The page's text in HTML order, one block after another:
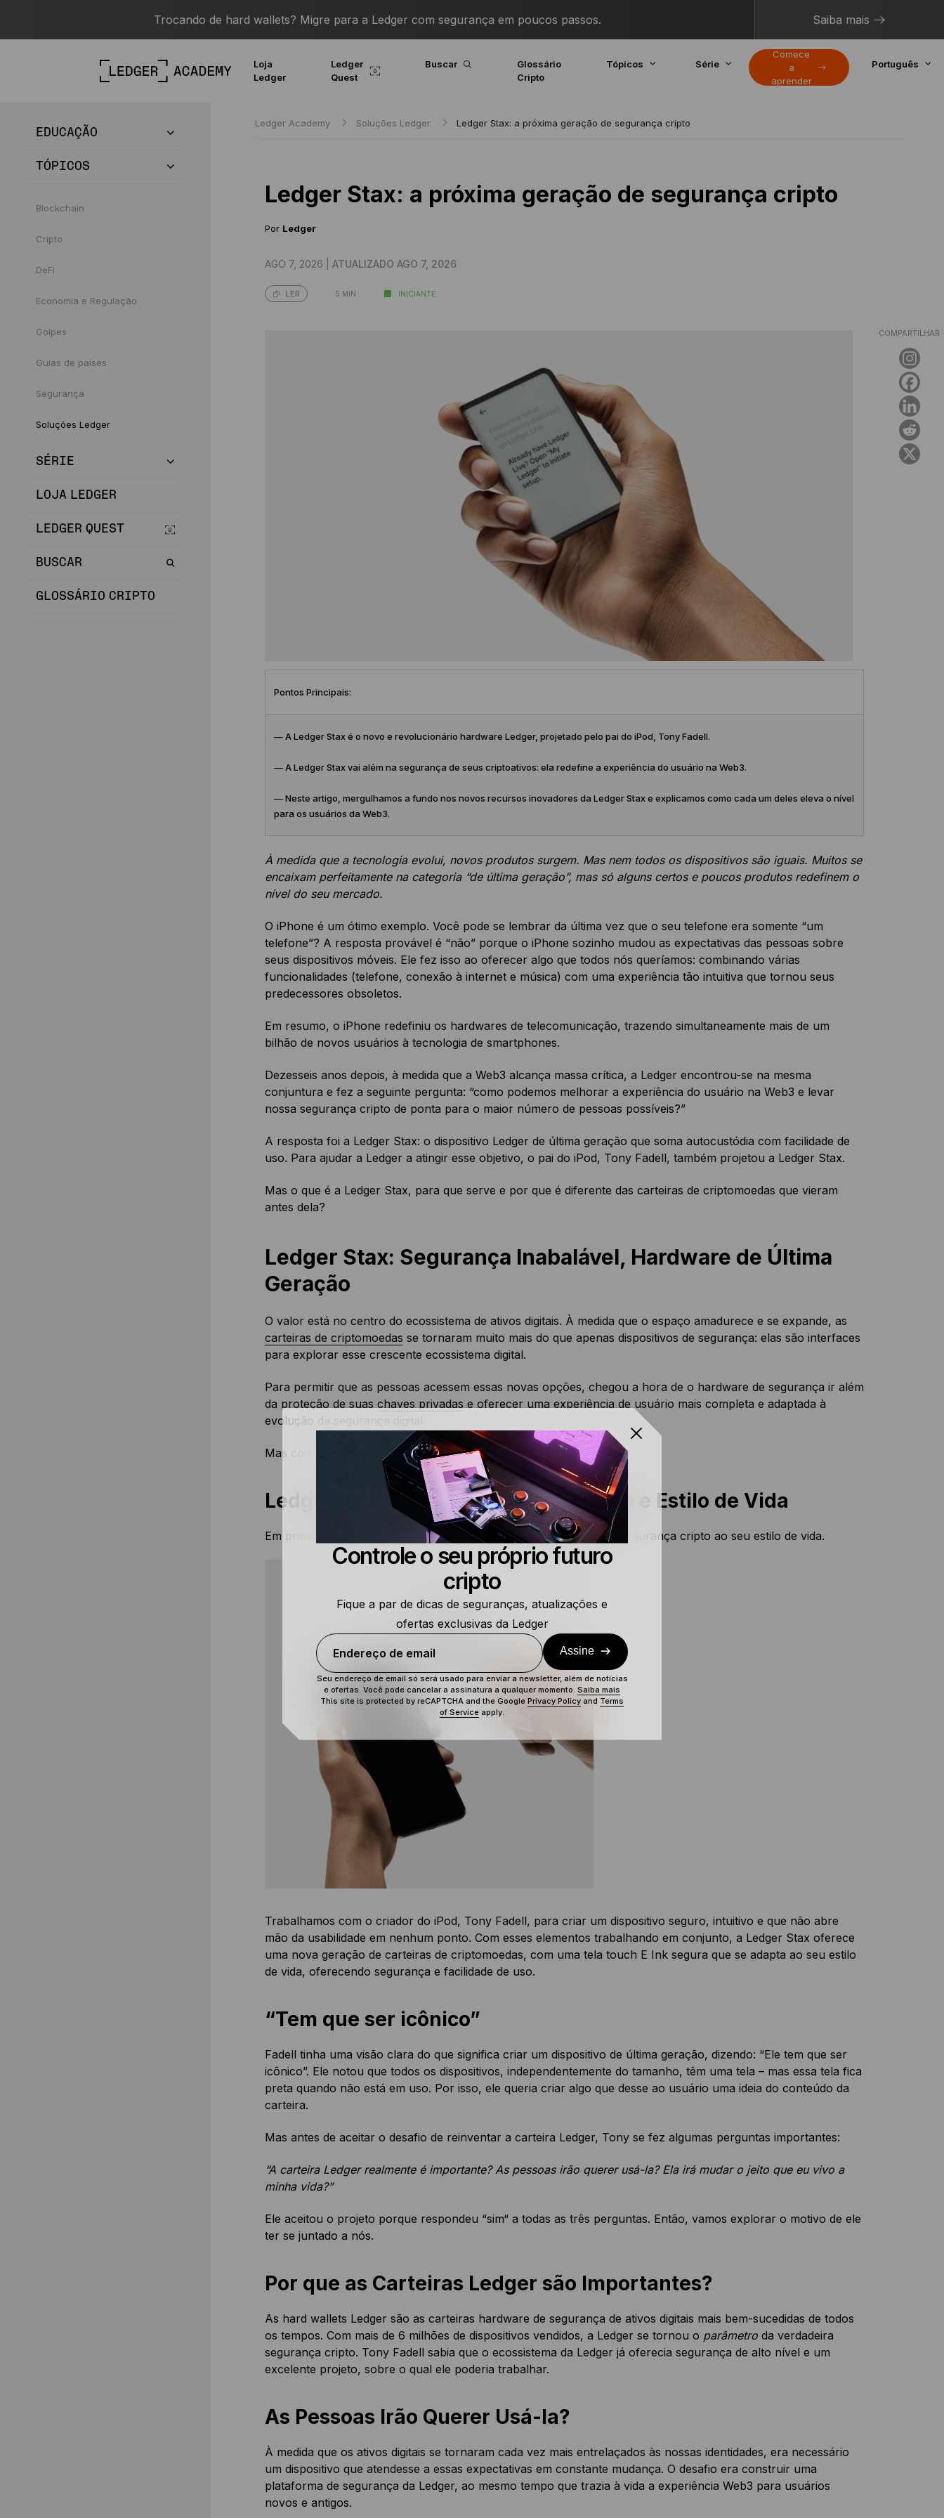
Trocando de hard wallets? Migre para a Ledger com segurança em poucos passos. Saiba mais
Loja
Ledger
Ledger
Quest
Buscar
Glossário
Cripto
Tópicos Série
Comece
a
aprender
Português
EDUCAÇÃO
TÓPICOS
Blockchain
Cripto
DeFi
Economia e Regulação
Golpes
Guias de países
Segurança
Soluções Ledger
SÉRIE
LOJA LEDGER
LEDGER QUEST
BUSCAR
GLOSSÁRIO CRIPTO
Ledger Academy Soluções Ledger Ledger Stax: a próxima geração de segurança cripto
Ledger Stax: a próxima geração de segurança cripto
Por Ledger
AGO 7, 2026 | ATUALIZADO AGO 7, 2026
LER 5 MIN INICIANTE
COMPARTILHAR
Pontos Principais:
— A Ledger Stax é o novo e revolucionário hardware Ledger, projetado pelo pai do iPod, Tony Fadell.
— A Ledger Stax vai além na segurança de seus criptoativos: ela redefine a experiência do usuário na Web3.
— Neste artigo, mergulhamos a fundo nos novos recursos inovadores da Ledger Stax e explicamos como cada um deles eleva o nível
para os usuários da Web3.
À medida que a tecnologia evolui, novos produtos surgem. Mas nem todos os dispositivos são iguais. Muitos se
encaixam perfeitamente na categoria “de última geração”, mas só alguns certos e poucos produtos redefinem o
nível do seu mercado.
O iPhone é um ótimo exemplo. Você pode se lembrar da última vez que o seu telefone era somente “um
telefone”? A resposta provável é “não” porque o iPhone sozinho mudou as expectativas das pessoas sobre
seus dispositivos móveis. Ele fez isso ao oferecer algo que todos nós queríamos: combinando várias
funcionalidades (telefone, conexão à internet e música) com uma experiência tão intuitiva que tornou seus
predecessores obsoletos.
Em resumo, o iPhone redefiniu os hardwares de telecomunicação, trazendo simultaneamente mais de um
bilhão de novos usuários à tecnologia de smartphones.
Dezesseis anos depois, à medida que a Web3 alcança massa crítica, a Ledger encontrou-se na mesma
conjuntura e fez a seguinte pergunta: “como podemos melhorar a experiência do usuário na Web3 e levar
nossa segurança cripto de ponta para o maior número de pessoas possíveis?”
A resposta foi a Ledger Stax: o dispositivo Ledger de última geração que soma autocustódia com facilidade de
uso. Para ajudar a Ledger a atingir esse objetivo, o pai do iPod, Tony Fadell, também projetou a Ledger Stax.
Mas o que é a Ledger Stax, para que serve e por que é diferente das carteiras de criptomoedas que vieram
antes dela?
Ledger Stax: Segurança Inabalável, Hardware de Última
Geração
O valor está no centro do ecossistema de ativos digitais. À medida que o espaço amadurece e se expande, as
carteiras de criptomoedas se tornaram muito mais do que apenas dispositivos de segurança: elas são interfaces
para explorar esse crescente ecossistema digital.
Para permitir que as pessoas acessem essas novas opções, chegou a hora de o hardware de segurança ir além
da proteção de suas chaves privadas e oferecer uma experiência de usuário mais completa e adaptada à
evolução da segurança digital.
Mas como?
Ledger Stax Integra Segurança Cripto e Estilo de Vida
Em primeiro lugar, a Ledger Stax é o primeiro passo para integrar segurança cripto ao seu estilo de vida.
Trabalhamos com o criador do iPod, Tony Fadell, para criar um dispositivo seguro, intuitivo e que não abre
mão da usabilidade em nenhum ponto. Com esses elementos trabalhando em conjunto, a Ledger Stax oferece
uma nova geração de carteiras de criptomoedas, com uma tela touch E Ink segura que se adapta ao seu estilo
de vida, oferecendo segurança e facilidade de uso.
“Tem que ser icônico”
Fadell tinha uma visão clara do que significa criar um dispositivo de última geração, dizendo: “Ele tem que ser
icônico”. Ele notou que todos os dispositivos, independentemente do tamanho, têm uma tela – mas essa tela fica
preta quando não está em uso. Por isso, ele queria criar algo que desse ao usuário uma ideia do conteúdo da
carteira.
Mas antes de aceitar o desafio de reinventar a carteira Ledger, Tony se fez algumas perguntas importantes:
“A carteira Ledger realmente é importante? As pessoas irão querer usá-la? Ela irá mudar o jeito que eu vivo a
minha vida?”
Ele aceitou o projeto porque respondeu “sim“ a todas as três perguntas. Então, vamos explorar o motivo de ele
ter se juntado a nós.
Por que as Carteiras Ledger são Importantes?
As hard wallets Ledger são as carteiras hardware de segurança de ativos digitais mais bem-sucedidas de todos
os tempos. Com mais de 6 milhões de dispositivos vendidos, a Ledger se tornou o parâmetroda verdadeira
segurança cripto. Tony Fadell sabia que o ecossistema da Ledger já oferecia segurança de alto nível e um
excelente projeto, sobre o qual ele poderia trabalhar.
As Pessoas Irão Querer Usá-la?
À medida que os ativos digitais se tornaram cada vez mais entrelaçados às nossas identidades, era necessário
um dispositivo que atendesse a essas expectativas em constante mudança. O desafio era construir uma
plataforma de segurança da Ledger, ao mesmo tempo que trazia à vida a experiência Web3 para usuários
novos e antigos.
Controle o seu próprio futuro
cripto
Fique a par de dicas de seguranças, atualizações e
ofertas exclusivas da Ledger
Endereço de email Assine
Seu endereço de email só será usado para enviar a newsletter, além de notícias
e ofertas. Você pode cancelar a assinatura a qualquer momento. Saiba mais
This site is protected by reCAPTCHA and the Google Privacy Policy and Terms
of Service apply.